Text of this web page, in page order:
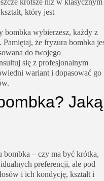
krótsze niż w klasycznym
który jest
bombka wybierzesz, każdy z
że fryzura bombka
do twojego
się z profesjonalnym
wariant i dopasować go
Jaką
bombka – czy ma być krótka,
preferencji, ale pod
i ich kondycję, kształt i